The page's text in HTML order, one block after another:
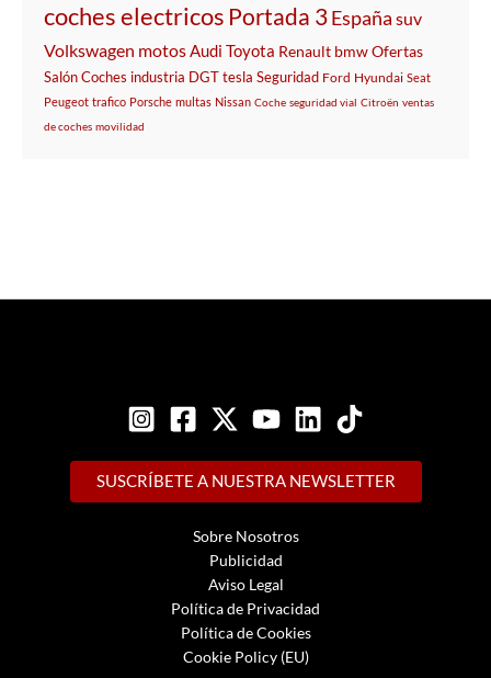
coches electricos Portada 3España suv
Volkswagen motosAudi Toyota Renault bmwOfertas
SalónCoches industria DGT tesla Seguridad Ford Hyundai Seat
Peugeot trafico Porsche multas Nissan Coche seguridad vial Citroën ventas
de coches movilidad
SUSCRÍBETE A NUESTRA NEWSLETTER
Sobre Nosotros
Publicidad
Aviso Legal
Política de Privacidad
Política de Cookies
Cookie Policy (EU)